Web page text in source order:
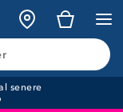
senere